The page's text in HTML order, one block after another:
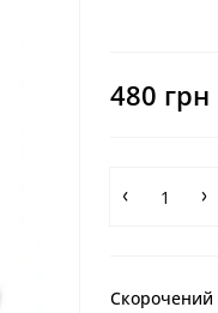
480 грн
Скорочений